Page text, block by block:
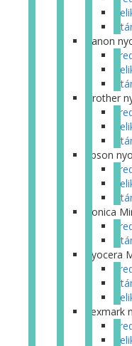
Canon
Brother
Epson
Konica
Kyocera